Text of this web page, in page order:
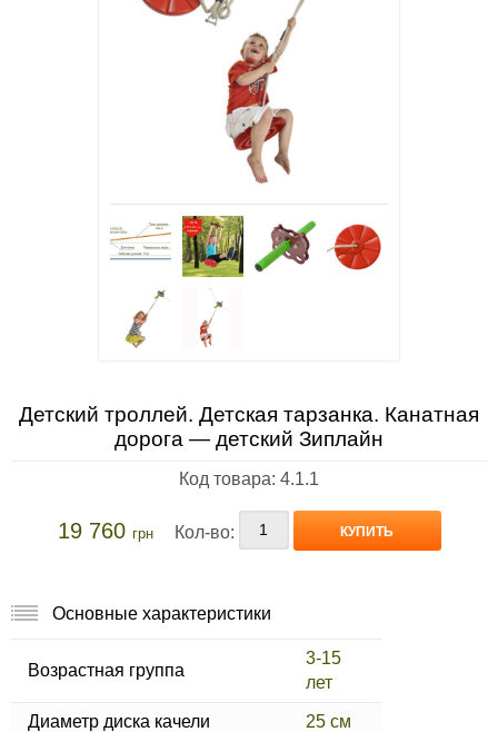
Детский троллей. Детская тарзанка. Канатная
дорога — детский Зиплайн
Код товара: 4.1.1
19 760 грн Кол-во: КУПИТЬ
Основные характеристики
Возрастная группа
3-15
лет
Диаметр диска качели 25 см